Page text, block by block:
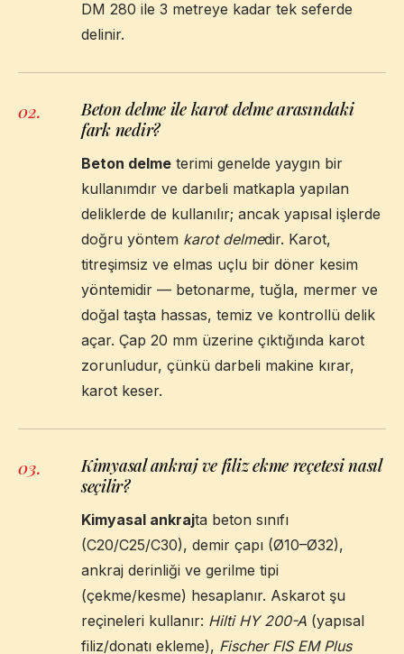
DM 280 ile 3 metreye kadar tek seferde
delinir.
02.
Beton delme ile karot delme arasındaki
fark nedir?
Beton delme terimi genelde yaygın bir
kullanımdır ve darbeli matkapla yapılan
deliklerde de kullanılır; ancak yapısal işlerde
doğru yöntem karot delmedir. Karot,
titreşimsiz ve elmas uçlu bir döner kesim
yöntemidir — betonarme, tuğla, mermer ve
doğal taşta hassas, temiz ve kontrollü delik
açar. Çap 20 mm üzerine çıktığında karot
zorunludur, çünkü darbeli makine kırar,
karot keser.
03.
Kimyasal ankraj ve filiz ekme reçetesi nasıl
seçilir?
Kimyasal ankrajta beton sınıfı
(C20/C25/C30), demir çapı (Ø10–Ø32),
ankraj derinliği ve gerilme tipi
(çekme/kesme) hesaplanır. Askarot şu
reçineleri kullanır: Hilti HY 200-A (yapısal
filiz/donatı ekleme), Fischer FIS EM Plus